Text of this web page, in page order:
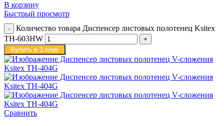
В корзину
Быстрый просмотр
Количество товара Диспенсер листовых полотенец Ksitex
TH-603HW
Купить в 1 клик
Сравнить